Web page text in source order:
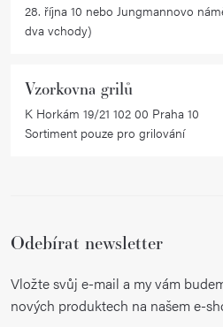
28. října 10 nebo Jungmannovo
dva vchody)
Vzorkovna grilů
K Horkám 19/21 102 00 Praha 10
Sortiment pouze pro grilování
Odebírat newsletter
Vložte svůj e-mail a my vám
nových produktech na našem e-